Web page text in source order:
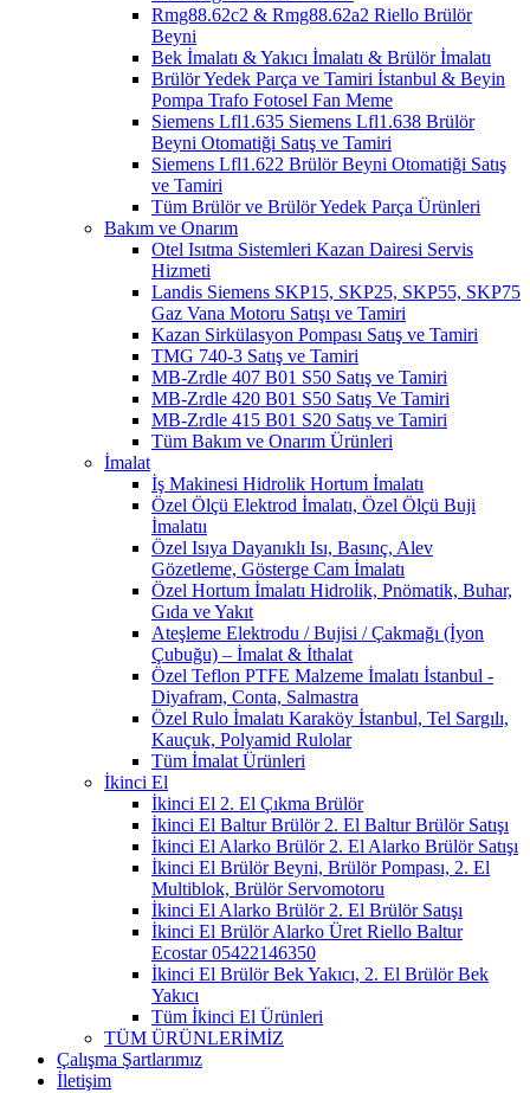
Rmg88.62c2 & Rmg88.62a2 Riello Brülör
Beyni
Bek İmalatı & Yakıcı İmalatı & Brülör İmalatı
Brülör Yedek Parça ve Tamiri İstanbul & Beyin
Pompa Trafo Fotosel Fan Meme
Siemens Lfl1.635 Siemens Lfl1.638 Brülör
Beyni Otomatiği Satış ve Tamiri
Siemens Lfl1.622 Brülör Beyni Otomatiği Satış
ve Tamiri
Tüm Brülör ve Brülör Yedek Parça Ürünleri
Bakım ve Onarım
Otel Isıtma Sistemleri Kazan Dairesi Servis
Hizmeti
Landis Siemens SKP15, SKP25, SKP55, SKP75
Gaz Vana Motoru Satışı ve Tamiri
Kazan Sirkülasyon Pompası Satış ve Tamiri
TMG 740-3 Satış ve Tamiri
MB-Zrdle 407 B01 S50 Satış ve Tamiri
MB-Zrdle 420 B01 S50 Satış Ve Tamiri
MB-Zrdle 415 B01 S20 Satış ve Tamiri
Tüm Bakım ve Onarım Ürünleri
İmalat
İş Makinesi Hidrolik Hortum İmalatı
Özel Ölçü Elektrod İmalatı, Özel Ölçü Buji
İmalatıı
Özel Isıya Dayanıklı Isı, Basınç, Alev
Gözetleme, Gösterge Cam İmalatı
Özel Hortum İmalatı Hidrolik, Pnömatik, Buhar,
Gıda ve Yakıt
Ateşleme Elektrodu / Bujisi / Çakmağı (İyon
Çubuğu) – İmalat & İthalat
Özel Teflon PTFE Malzeme İmalatı İstanbul -
Diyafram, Conta, Salmastra
Özel Rulo İmalatı Karaköy İstanbul, Tel Sargılı,
Kauçuk, Polyamid Rulolar
Tüm İmalat Ürünleri
İkinci El
İkinci El 2. El Çıkma Brülör
İkinci El Baltur Brülör 2. El Baltur Brülör Satışı
İkinci El Alarko Brülör 2. El Alarko Brülör Satışı
İkinci El Brülör Beyni, Brülör Pompası, 2. El
Multiblok, Brülör Servomotoru
İkinci El Alarko Brülör 2. El Brülör Satışı
İkinci El Brülör Alarko Üret Riello Baltur
Ecostar 05422146350
İkinci El Brülör Bek Yakıcı, 2. El Brülör Bek
Yakıcı
Tüm İkinci El Ürünleri
TÜM ÜRÜNLERİMİZ
Çalışma Şartlarımız
İletişim